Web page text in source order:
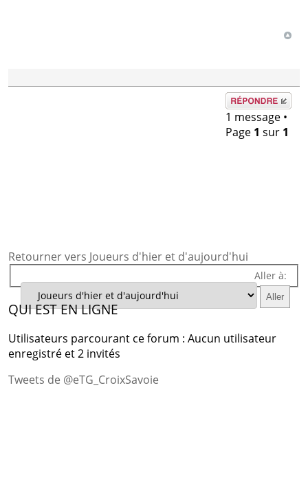
Répondre
1 message •
Page 1 sur 1
Retourner vers Joueurs d'hier et d'aujourd'hui
Aller à:
QUI EST EN LIGNE
Utilisateurs parcourant ce forum : Aucun utilisateur
enregistré et 2 invités
Tweets de @eTG_CroixSavoie